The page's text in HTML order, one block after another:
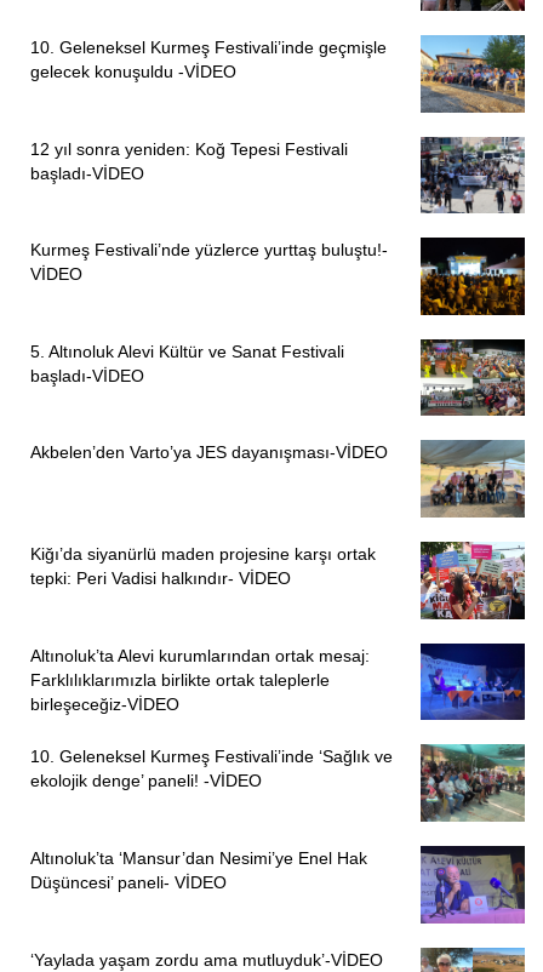
10. Geleneksel Kurmeş Festivali’inde geçmişle
gelecek konuşuldu -VİDEO
12 yıl sonra yeniden: Koğ Tepesi Festivali
başladı-VİDEO
Kurmeş Festivali’nde yüzlerce yurttaş buluştu!-
VİDEO
5. Altınoluk Alevi Kültür ve Sanat Festivali
başladı-VİDEO
Akbelen’den Varto’ya JES dayanışması-VİDEO
Kiğı’da siyanürlü maden projesine karşı ortak
tepki: Peri Vadisi halkındır- VİDEO
Altınoluk’ta Alevi kurumlarından ortak mesaj:
Farklılıklarımızla birlikte ortak taleplerle
birleşeceğiz-VİDEO
10. Geleneksel Kurmeş Festivali’inde ‘Sağlık ve
ekolojik denge’ paneli! -VİDEO
Altınoluk’ta ‘Mansur’dan Nesimi’ye Enel Hak
Düşüncesi’ paneli- VİDEO
‘Yaylada yaşam zordu ama mutluyduk’-VİDEO